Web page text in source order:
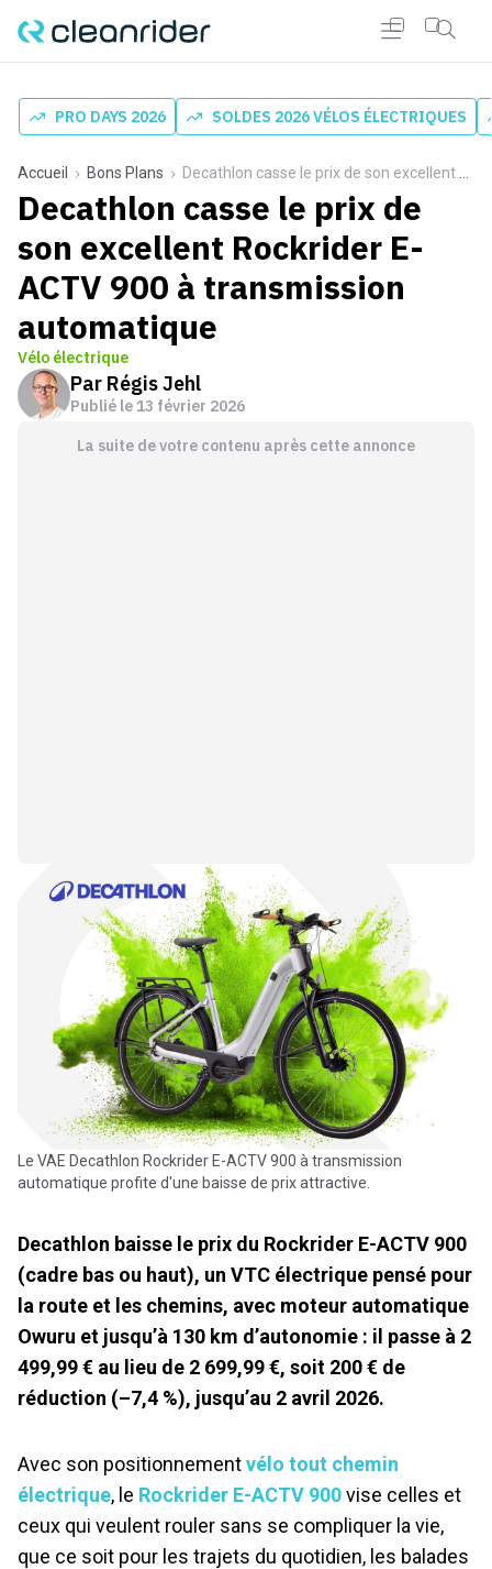
PRO DAYS 2026 SOLDES 2026 VÉLOS ÉLECTRIQUES
Accueil Bons Plans Decathlon casse le prix de son excellent Rockrider E-ACTV 900 à transmission automatique
Decathlon casse le prix de
son excellent Rockrider E-
ACTV 900 à transmission
automatique
Vélo électrique
Par Régis Jehl
Publié le13 février 2026
La suite de votre contenu après cette annonce
Le VAE Decathlon Rockrider E-ACTV 900 à transmission
automatique profite d'une baisse de prix attractive.
Decathlon baisse le prix du Rockrider E-ACTV 900
(cadre bas ou haut), un VTC électrique pensé pour
la route et les chemins, avec moteur automatique
Owuru et jusqu’à 130 km d’autonomie : il passe à 2
499,99 € au lieu de 2 699,99 €, soit 200 € de
réduction (–7,4 %), jusqu’au 2 avril 2026.
Avec son positionnementvélo tout chemin
électrique, le Rockrider E-ACTV 900vise celles et
ceux qui veulent rouler sans se compliquer la vie,
que ce soit pour les trajets du quotidien, les balades